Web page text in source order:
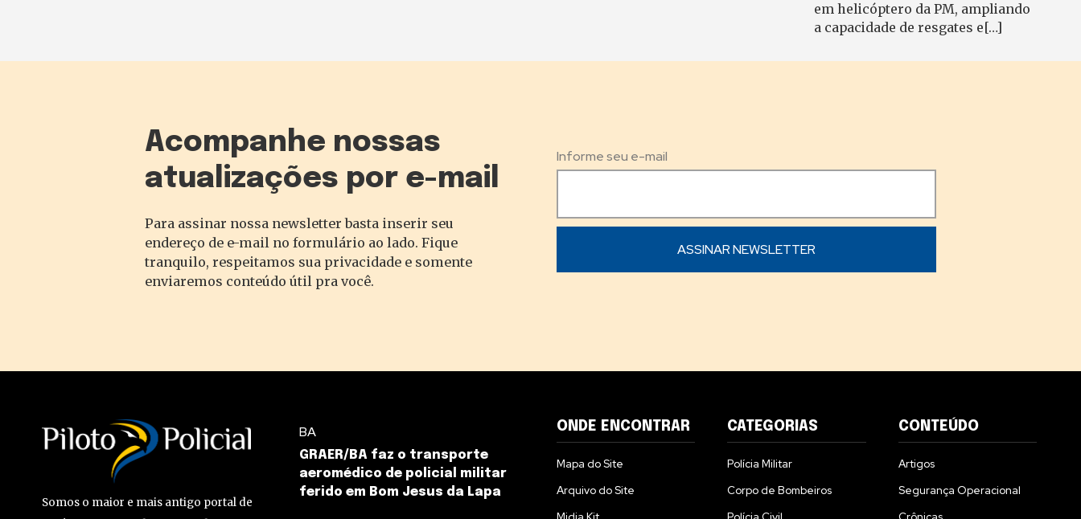
em helicóptero da PM, ampliando
a capacidade de resgates e[…]
Acompanhe nossas
atualizações por e-mail
Para assinar nossa newsletter basta inserir seu
endereço de e-mail no formulário ao lado. Fique
tranquilo, respeitamos sua privacidade e somente
enviaremos conteúdo útil pra você.
Informe seu e-mail
Somos o maior e mais antigo portal de
BA
GRAER/BA faz o transporte
aeromédico de policial militar
ferido em Bom Jesus da Lapa
ONDE ENCONTRAR
Mapa do Site
Arquivo do Site
CATEGORIAS
Polícia Militar
Corpo de Bombeiros
CONTEÚDO
Artigos
Segurança Operacional